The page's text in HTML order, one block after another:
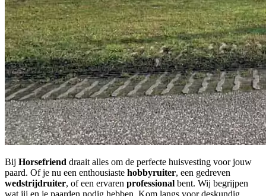
Bij Horsefriend draait alles om de perfecte huisvesting voor jouw
paard. Of je nu een enthousiaste hobbyruiter, een gedreven
wedstrijdruiter, of een ervaren professional bent. Wij begrijpen
wat jij en je paarden nodig hebben. Kom langs voor deskundig